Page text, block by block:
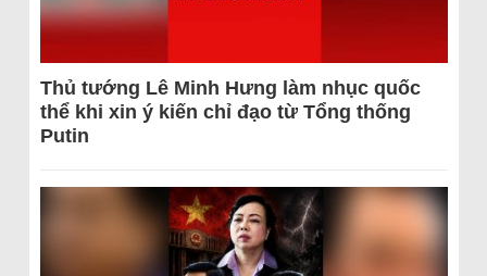
Thủ tướng Lê Minh Hưng làm nhục quốc
thể khi xin ý kiến chỉ đạo từ Tổng thống
Putin